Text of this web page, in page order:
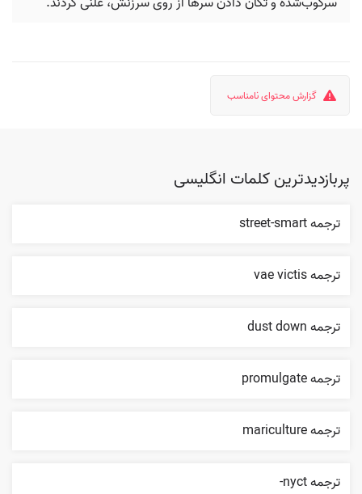
گزارش محتوای نامناسب
پربازدیدترین کلمات انگلیسی
ترجمه street-smart
ترجمه vae victis
ترجمه dust down
ترجمه promulgate
ترجمه mariculture
ترجمه nyct-